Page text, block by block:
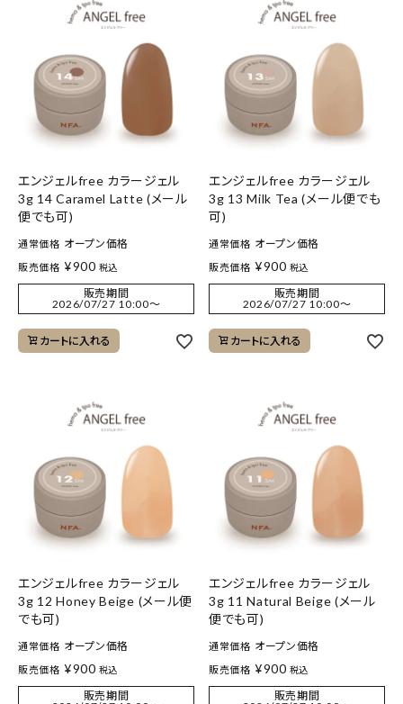
エンジェルfree カラージェル
3g 14 Caramel Latte (メール
便でも可)
通常価格 オープン価格
販売価格 ¥900 税込
販売期間
2026/07/27 10:00〜
カートに入れる
エンジェルfree カラージェル
3g 13 Milk Tea (メール便でも
可)
通常価格 オープン価格
販売価格 ¥900 税込
販売期間
2026/07/27 10:00〜
カートに入れる
エンジェルfree カラージェル
3g 12 Honey Beige (メール便
でも可)
通常価格 オープン価格
販売価格 ¥900 税込
販売期間
エンジェルfree カラージェル
3g 11 Natural Beige (メール
便でも可)
通常価格 オープン価格
販売価格 ¥900 税込
販売期間